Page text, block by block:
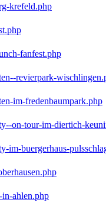
krefeld.php
fanfest.php
revierpark-
im-fredenbaumpark.php
on-tour-im-diertich-
im-buergerhaus-
in-ahlen.php